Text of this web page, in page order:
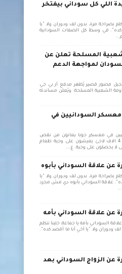
اللي كل سوداني بيفتخر
بصراحة مرة، بدون لف ودوران ولا "يا
كده". في وسط كل الصفات السودانية
المسلحة تعلن عن
لمواجهة الدعم
مصور قصير يُظهر مدفع آر بي جي
الشعبية المسلحة، ويُعلن مساندته
معسكر السودانيين في
في معسكر جوبا يعانون من نقص
الغذاء وما يقارب 4 الاف لاجئ يعيشون على وجبة طعام
لا يحصلون على وجبة. ع...
عن علاقة السوداني بأبوه
بصراحة مرة، بدون لف ودوران ولا "يا
علاقة السوداني بأبوه دي مش مجرد
عن علاقة السوداني بأمه
السوداني بأمه يا جماعة، خلينا نتكلم
ودوران ولا "يا أخي أنا ما أقصد كده".
عن الزواج السوداني بعد